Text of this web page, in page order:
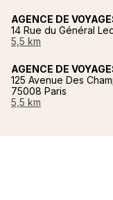
AGENCE DE
14 Rue du Général
5,5 km
AGENCE DE
125 Avenue Des
75008 Paris
5,5 km